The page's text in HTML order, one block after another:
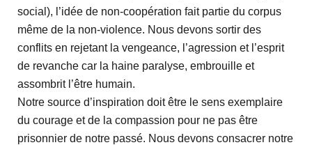
social), l’idée de non-coopération fait partie du corpus
même de la non-violence. Nous devons sortir des
conflits en rejetant la vengeance, l’agression et l’esprit
de revanche car la haine paralyse, embrouille et
assombrit l’être humain.
Notre source d’inspiration doit être le sens exemplaire
du courage et de la compassion pour ne pas être
prisonnier de notre passé. Nous devons consacrer notre